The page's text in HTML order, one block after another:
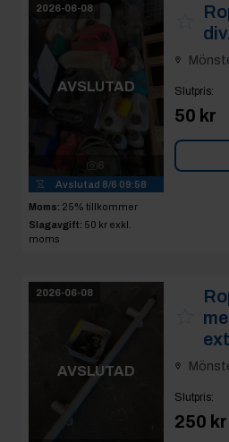
2026-06-08
AVSLUTAD
Avslutad 8/6 09:58
Moms: 25% tillkommer
Slagavgift: 50 kr exkl.
moms
Slutpris:
50 kr
2026-06-08
AVSLUTAD
Slutpris:
250 kr